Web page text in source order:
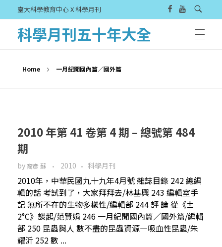
臺大科學教育中心 X 科學月刊
科學月刊五十年大全
Home 一月紀聞國內篇／國外篇
2010 年第 41 卷第 4 期 – 總號第 484
期
by 裔彥 蘇 2010 科學月刊
2010年，中華民國九十九年4月號 雜誌目錄 242 總編
輯的話 考試到了，大家拜拜去/林基興 243 編輯室手
記 無所不在的生物多樣性/編輯部 244 評 論 從《±
2°C》談起/范賢娟 246 一月紀聞國內篇／國外篇/編輯
部 250 昆蟲與人 數不盡的昆蟲資源—吸血性昆蟲/朱
耀沂 252 數 ...